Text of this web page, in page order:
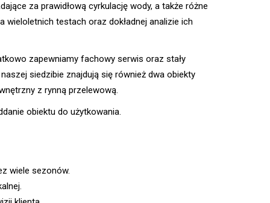
za prawidłową cyrkulację wody, a także różne
testach oraz dokładnej analizie ich
zapewniamy fachowy serwis oraz stały
siedzibie znajdują się również dwa obiekty
z rynną przelewową.
obiektu do użytkowania.
wiele sezonów.